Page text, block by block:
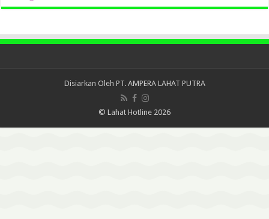
Disiarkan Oleh PT. AMPERA LAHAT PUTRA
© Lahat Hotline 2026